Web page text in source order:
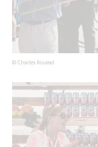
© Charles Roussel